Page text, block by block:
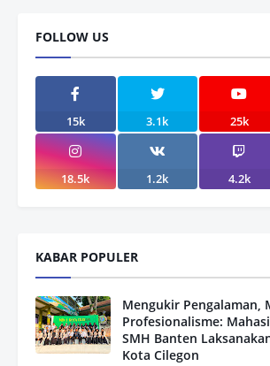
FOLLOW US
15k 3.1k 25k
18.5k 1.2k 4.2k
KABAR POPULER
Mengukir Pengalaman,
Profesionalisme:
SMH Banten
Kota Cilegon